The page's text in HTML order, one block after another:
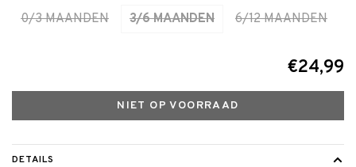
0/3 MAANDEN 3/6 MAANDEN 6/12 MAANDEN
€24,99
NIET OP VOORRAAD
DETAILS